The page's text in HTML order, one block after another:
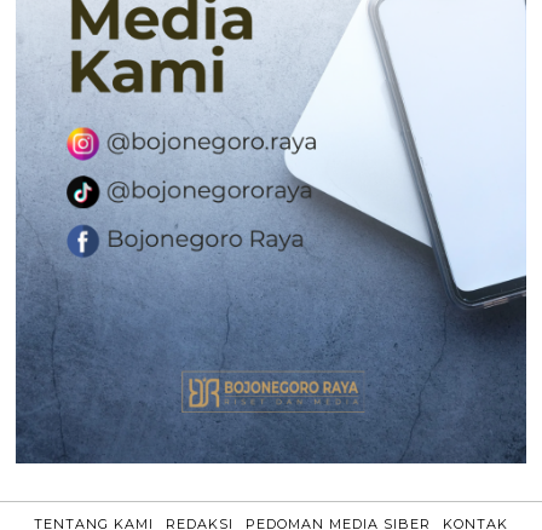
TENTANG KAMI REDAKSI PEDOMAN MEDIA SIBER KONTAK